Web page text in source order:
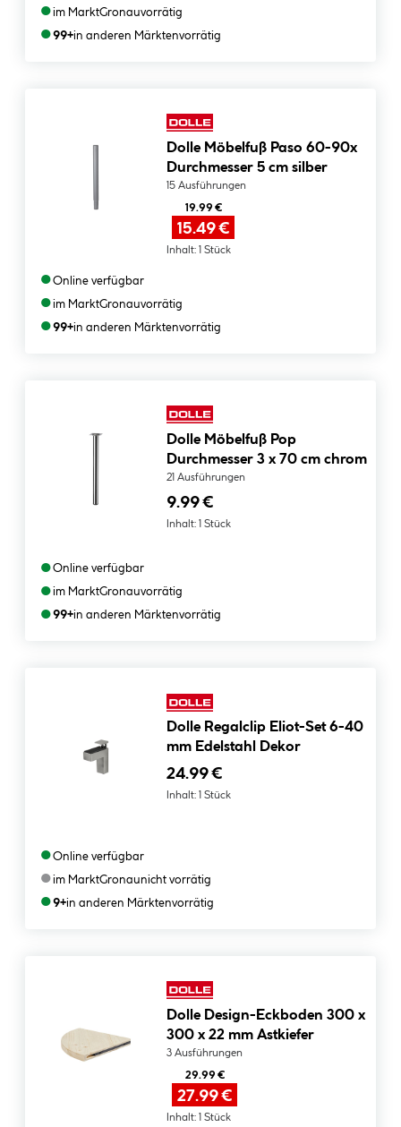
●im MarktGronauvorrätig
●99+in anderen Märktenvorrätig
Dolle Möbelfuß Paso 60-90x
Durchmesser 5 cm silber
15 Ausführungen
19.99 €
15.49 €
Inhalt: 1 Stück
●Online verfügbar
●im MarktGronauvorrätig
●99+in anderen Märktenvorrätig
Dolle Möbelfuß Pop
Durchmesser 3 x 70 cm chrom
21 Ausführungen
9.99 €
Inhalt: 1 Stück
●Online verfügbar
●im MarktGronauvorrätig
●99+in anderen Märktenvorrätig
Dolle Regalclip Eliot-Set 6-40
mm Edelstahl Dekor
24.99 €
Inhalt: 1 Stück
●Online verfügbar
●im MarktGronaunicht vorrätig
●9+in anderen Märktenvorrätig
Dolle Design-Eckboden 300 x
300 x 22 mm Astkiefer
3 Ausführungen
29.99 €
27.99 €
Inhalt: 1 Stück